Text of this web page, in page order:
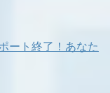
ート終了！あなた